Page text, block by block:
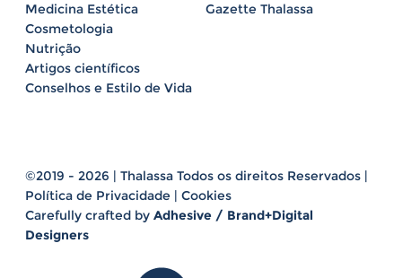
Medicina Estética
Cosmetologia
Nutrição
Artigos científicos
Conselhos e Estilo de Vida
Gazette Thalassa
©2019 - 2026 | Thalassa Todos os direitos Reservados |
Política de Privacidade | Cookies
Carefully crafted by Adhesive / Brand+Digital
Designers